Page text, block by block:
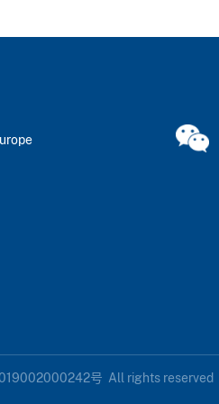
号 All rights reserved